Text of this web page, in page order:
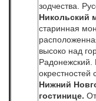
зодчества.
Никольский
старинная
высоко над
Радонежский.
окрестностей
Нижний
гостинице.